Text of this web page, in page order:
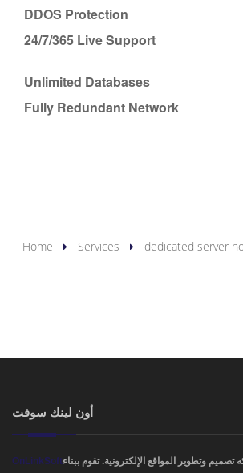
DDOS Protection
24/7/365 Live Support
Unlimited Databases
Fully Redundant Network
Home Services dedicated server
أون لينك سوفت
OnLinkSoftوتطوير المواقع الإلكترونية. تقوم ببناء